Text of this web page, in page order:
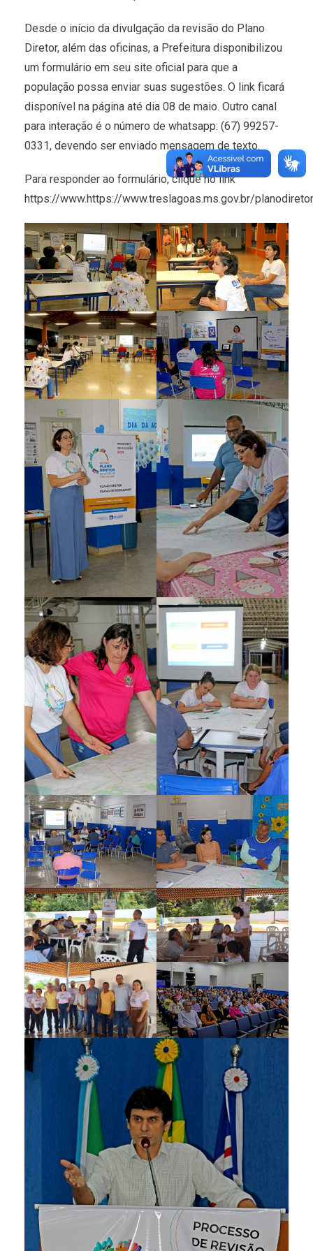
Desde o início da divulgação da revisão do Plano
Diretor, além das oficinas, a Prefeitura disponibilizou
um formulário em seu site oficial para que a
população possa enviar suas sugestões. O link ficará
disponível na página até dia 08 de maio. Outro canal
para interação é o número de whatsapp: (67) 99257-
0331, devendo ser enviado mensagem de texto.
Para responder ao formulário, clique no link
https://www.https://www.treslagoas.ms.gov.br/